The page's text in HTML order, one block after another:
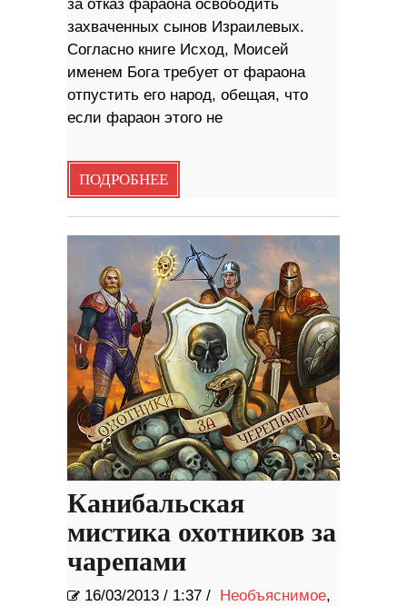
за отказ фараона освободить
захваченных сынов Израилевых.
Согласно книге Исход, Моисей
именем Бога требует от фараона
отпустить его народ, обещая, что
если фараон этого не
ПОДРОБНЕЕ
Канибальская
мистика охотников за
чарепами
16/03/2013 / 1:37 / Необъяснимое,